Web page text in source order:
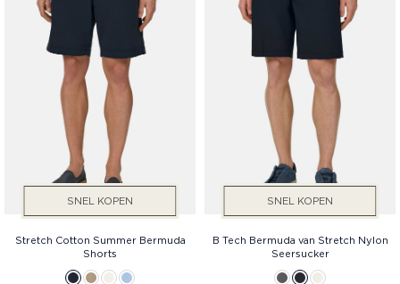
SNEL KOPEN
Stretch Cotton Summer Bermuda
Shorts
SNEL KOPEN
B Tech Bermuda van Stretch Nylon
Seersucker